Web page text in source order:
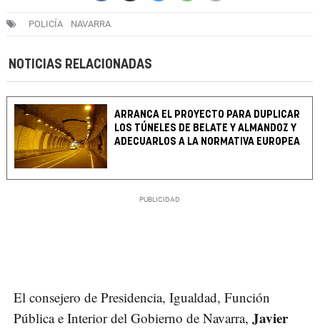
POLICÍA NAVARRA
NOTICIAS RELACIONADAS
ARRANCA EL PROYECTO PARA DUPLICAR
LOS TÚNELES DE BELATE Y ALMANDOZ Y
ADECUARLOS A LA NORMATIVA EUROPEA
El consejero de Presidencia, Igualdad, Función
Pública e Interior del Gobierno de Navarra, Javier